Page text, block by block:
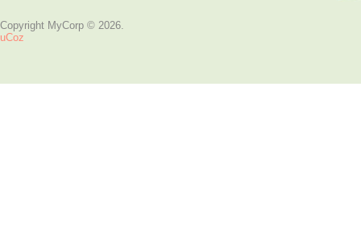
Copyright MyCorp © 2026.
uCoz